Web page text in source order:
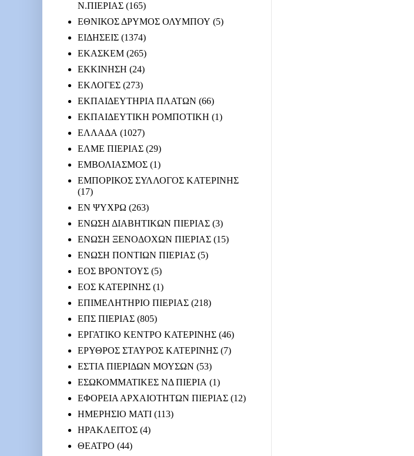
Ν.ΠΙΕΡΙΑΣ (165)
ΕΘΝΙΚΟΣ ΔΡΥΜΟΣ ΟΛΥΜΠΟΥ (5)
ΕΙΔΗΣΕΙΣ (1374)
ΕΚΑΣΚΕΜ (265)
ΕΚΚΙΝΗΣΗ (24)
ΕΚΛΟΓΕΣ (273)
ΕΚΠΑΙΔΕΥΤΗΡΙΑ ΠΛΑΤΩΝ (66)
ΕΚΠΑΙΔΕΥΤΙΚΗ ΡΟΜΠΟΤΙΚΗ (1)
ΕΛΛΑΔΑ (1027)
ΕΛΜΕ ΠΙΕΡΙΑΣ (29)
ΕΜΒΟΛΙΑΣΜΟΣ (1)
ΕΜΠΟΡΙΚΟΣ ΣΥΛΛΟΓΟΣ ΚΑΤΕΡΙΝΗΣ
(17)
ΕΝ ΨΥΧΡΩ (263)
ΕΝΩΣΗ ΔΙΑΒΗΤΙΚΩΝ ΠΙΕΡΙΑΣ (3)
ΕΝΩΣΗ ΞΕΝΟΔΟΧΩΝ ΠΙΕΡΙΑΣ (15)
ΕΝΩΣΗ ΠΟΝΤΙΩΝ ΠΙΕΡΙΑΣ (5)
ΕΟΣ ΒΡΟΝΤΟΥΣ (5)
ΕΟΣ ΚΑΤΕΡΙΝΗΣ (1)
ΕΠΙΜΕΛΗΤΗΡΙΟ ΠΙΕΡΙΑΣ (218)
ΕΠΣ ΠΙΕΡΙΑΣ (805)
ΕΡΓΑΤΙΚΟ ΚΕΝΤΡΟ ΚΑΤΕΡΙΝΗΣ (46)
ΕΡΥΘΡΟΣ ΣΤΑΥΡΟΣ ΚΑΤΕΡΙΝΗΣ (7)
ΕΣΤΙΑ ΠΙΕΡΙΔΩΝ ΜΟΥΣΩΝ (53)
ΕΣΩΚΟΜΜΑΤΙΚΕΣ ΝΔ ΠΙΕΡΙΑ (1)
ΕΦΟΡΕΙΑ ΑΡΧΑΙΟΤΗΤΩΝ ΠΙΕΡΙΑΣ (12)
ΗΜΕΡΗΣΙΟ ΜΑΤΙ (113)
ΗΡΑΚΛΕΙΤΟΣ (4)
ΘΕΑΤΡΟ (44)